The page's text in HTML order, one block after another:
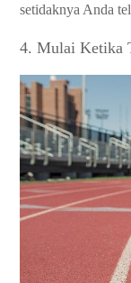
setidaknya Anda
4. Mulai Ketika